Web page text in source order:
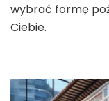
wybrać formę
Ciebie.